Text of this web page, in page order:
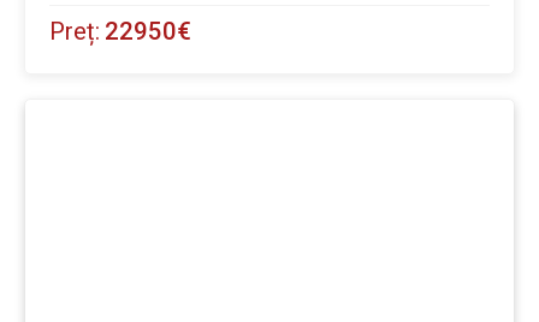
Preț: 22950€